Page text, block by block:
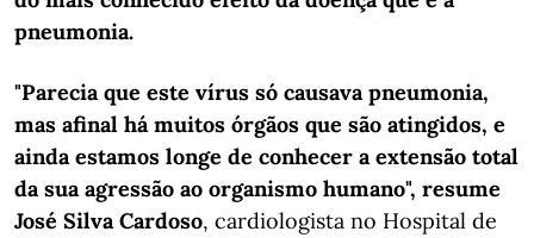
pneumonia.
"Parecia que este vírus só causava pneumonia,
mas afinal há muitos órgãos que são atingidos, e
ainda estamos longe de conhecer a extensão total
da sua agressão ao organismo humano", resume
José Silva Cardoso, cardiologista no Hospital de